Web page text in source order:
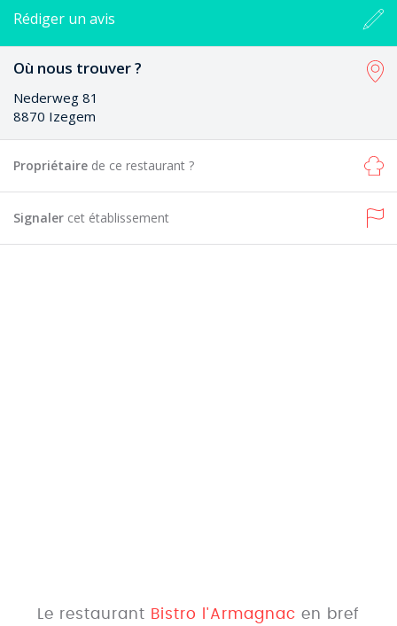
Rédiger un avis
Où nous trouver ?
Nederweg 81
8870 Izegem
Propriétaire de ce restaurant ?
Signaler cet établissement
Le restaurant Bistro l'Armagnac en bref